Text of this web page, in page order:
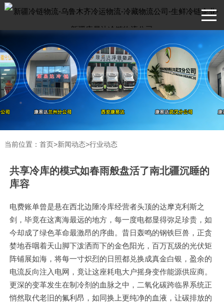
当前位置： 首页>新闻动态>行业动态
共享冷库的模式如春雨般盘活了南北疆沉睡的
库容
电费账单曾是悬在西北边陲冷库经营者头顶的达摩克利斯之
剑，毕竟在这离海最远的地方，每一度电都显得弥足珍贵，如
今却成了绿色革命最激昂的序曲。昔日轰鸣的钢铁巨兽，正贪
婪地吞咽着天山脚下泼洒而下的金色阳光，百万瓦级的光伏矩
阵铺展如海，将每一寸炽烈的日照都兑换成真金白银，盈余的
电流反向注入电网，竟让这座耗电大户摇身变作能源供应商。
更深的变革发生在制冷剂的血脉之中，二氧化碳跨临界系统正
悄然取代老旧的氟利昂，如同换上更纯净的血液，让碳排放的